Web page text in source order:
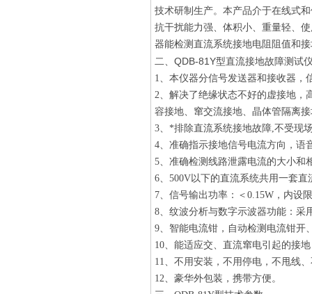
技术研制生产。本产品介于在线式
抗干扰能力强、体积小、重量轻、
器能检测直流系统接地电阻阻值和
二、 QDB-81Y型直流接地故障测试
1、本仪器分信号发送器和接收器，
2、解决了绝缘状态不好的虚接地，
容接地、窜交流接地、晶体管隔离
3、*排除直流系统接地故障,不受现
4、准确指示接地信号电流方向，语
5、准确检测线路泄露电流的大小和
6、500V以下的直流系统共用一套
7、信号输出功率：＜0.15W，内设
8、纹波分析与数字示波器功能：采
9、智能电流钳，自动检测电流钳开
10、能适应交、直流窜电引起的接
11、不用安装，不用停电，不甩线
12、豪华外包装，携带方便。